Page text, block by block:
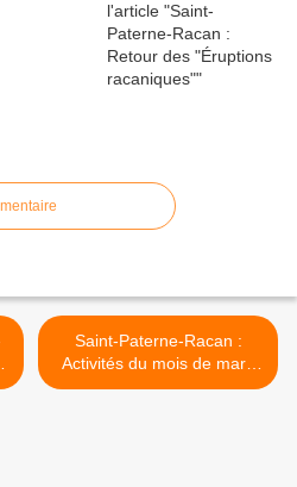
Saint-Paterne-Racan :
Activités du mois de mars
au multimédia >